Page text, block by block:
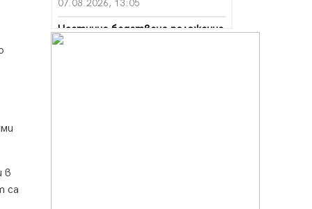
в
са
07.08.2026, 13:05
Частично бедствено положение
в Перник заради пропаднал път,